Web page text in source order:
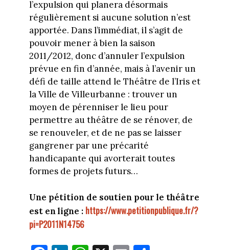
l’expulsion qui planera désormais
régulièrement si aucune solution n’est
apportée. Dans l’immédiat, il s’agit de
pouvoir mener à bien la saison
2011/2012, donc d’annuler l’expulsion
prévue en fin d’année, mais à l’avenir un
défi de taille attend le Théâtre de l’Iris et
la Ville de Villeurbanne : trouver un
moyen de pérenniser le lieu pour
permettre au théâtre de se rénover, de
se renouveler, et de ne pas se laisser
gangrener par une précarité
handicapante qui avorterait toutes
formes de projets futurs…
Une pétition de soutien pour le théâtre
est en ligne : https://www.petitionpublique.fr/?
pi=P2011N14756